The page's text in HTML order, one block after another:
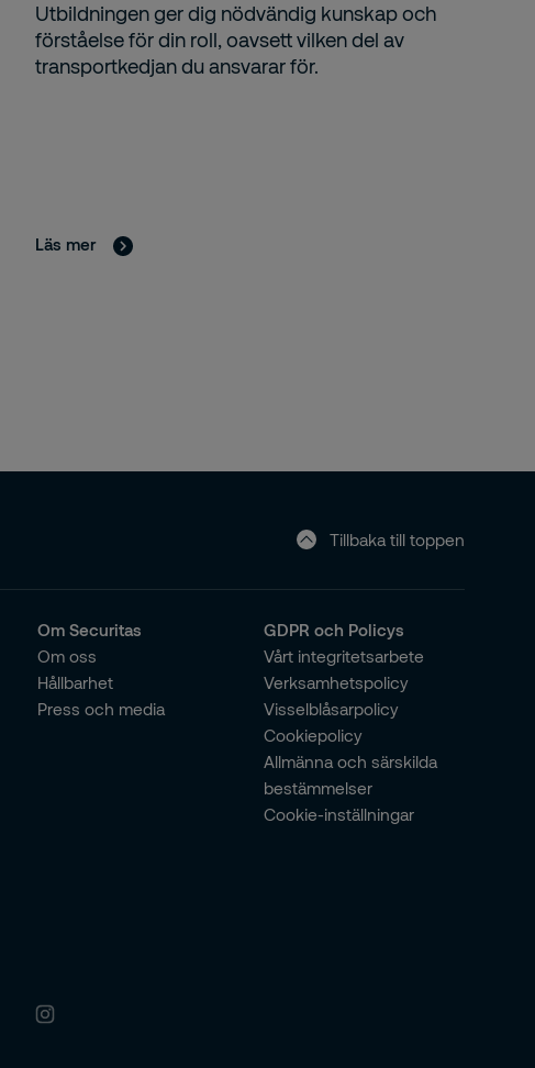
Utbildningen ger dig nödvändig kunskap och
förståelse för din roll, oavsett vilken del av
transportkedjan du ansvarar för.
Läs mer
Tillbaka till toppen
Om Securitas
Om oss
Hållbarhet
Press och media
GDPR och Policys
Vårt integritetsarbete
Verksamhetspolicy
Visselblåsarpolicy
Cookiepolicy
Allmänna och särskilda
bestämmelser
Cookie-inställningar